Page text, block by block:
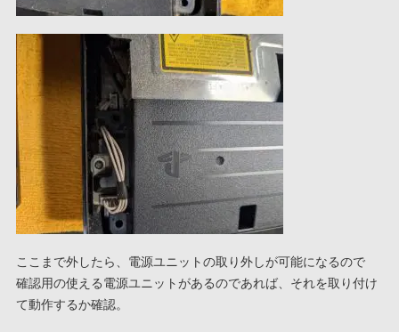
ここまで外したら、電源ユニットの取り外しが可能になるので
確認用の使える電源ユニットがあるのであれば、それを取り付け
て動作するか確認。